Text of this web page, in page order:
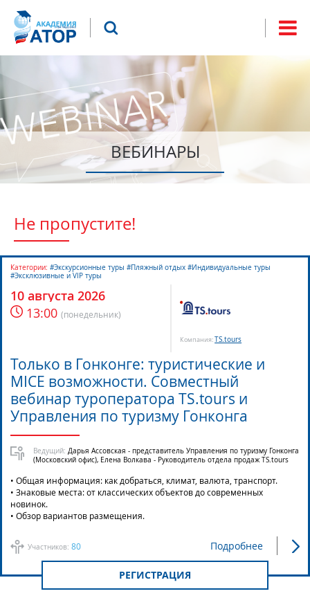
поиска
Что будем искать?
ВЕБИНАРЫ
Не пропустите!
10 августа 2026
13:00 (понедельник)
Компания:TS.tours
Участников: 80
Категории: #Экскурсионные туры #Пляжный отдых #Индивидуальные туры
#Эксклюзивные и VIP туры
Только в Гонконге: туристические и
MICE возможности. Совместный
вебинар туроператора TS.tours и
Управления по туризму Гонконга
Ведущий: Дарья Ассовская - представитель Управления по туризму Гонконга
(Московский офис), Елена Волкава - Руководитель отдела продаж TS.tours
• Общая информация: как добраться, климат, валюта, транспорт.
• Знаковые места: от классических объектов до современных
новинок.
• Обзор вариантов размещения.
Подробнее
РЕГИСТРАЦИЯ